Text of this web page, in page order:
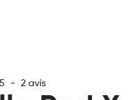
- 2 avis